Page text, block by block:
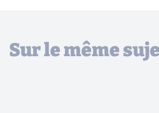
Sur le même